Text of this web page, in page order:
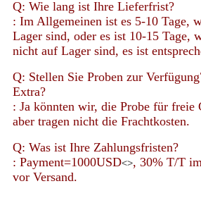
Q: Wie lang ist Ihre Lieferfrist?
: Im Allgemeinen ist es 5-10 Tage,
Lager sind, oder es ist 10-15 Tage,
nicht auf Lager sind, es ist
Q: Stellen Sie Proben zur
Extra?
: Ja könnten wir, die Probe für freie
aber tragen nicht die Frachtkosten.
Q: Was ist Ihre Zahlungsfristen?
: Payment=1000USD<>, 30% T/T
vor Versand.